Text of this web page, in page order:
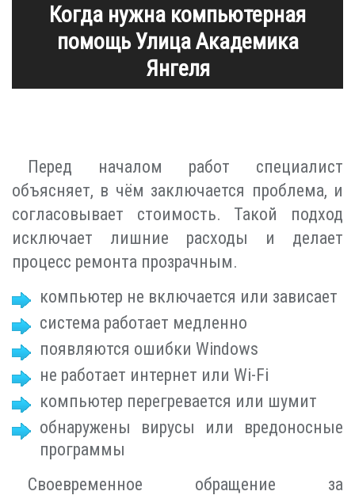
Когда нужна компьютерная
помощь Улица Академика
Янгеля
Перед началом работ специалист
объясняет, в чём заключается проблема, и
согласовывает стоимость. Такой подход
исключает лишние расходы и делает
процесс ремонта прозрачным.
компьютер не включается или зависает
система работает медленно
появляются ошибки Windows
не работает интернет или Wi-Fi
компьютер перегревается или шумит
обнаружены вирусы или вредоносные
программы
Своевременное обращение за